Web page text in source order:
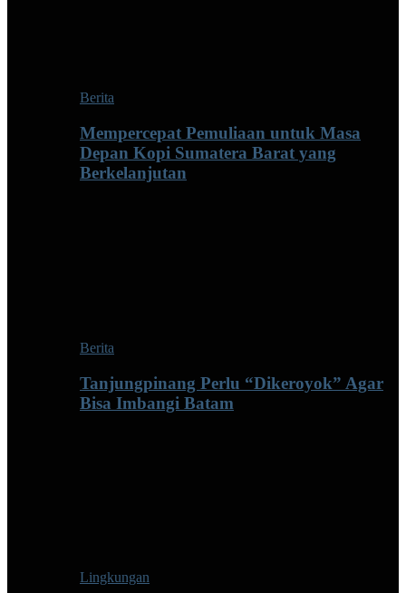
Berita
Mempercepat Pemuliaan untuk Masa
Depan Kopi Sumatera Barat yang
Berkelanjutan
Berita
Tanjungpinang Perlu “Dikeroyok” Agar
Bisa Imbangi Batam
Lingkungan